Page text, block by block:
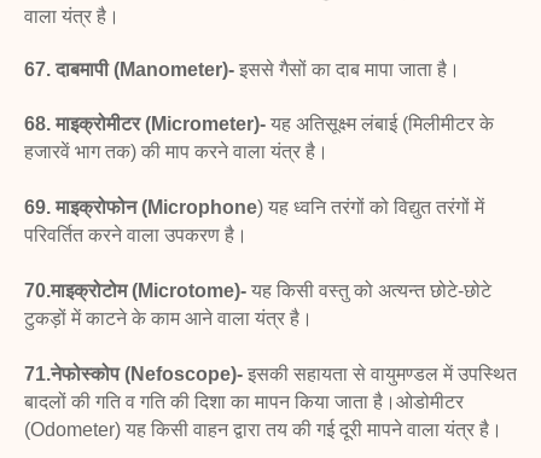
वाला यंत्र है।
67. दाबमापी (Manometer)- इससे गैसों का दाब मापा जाता है।
68. माइक्रोमीटर (Micrometer)- यह अतिसूक्ष्म लंबाई (मिलीमीटर के
हजारवें भाग तक) की माप करने वाला यंत्र है।
69. माइक्रोफोन (Microphone) यह ध्वनि तरंगों को विद्युततरंगों में
परिवर्तित करने वाला उपकरण है।
70.माइक्रोटोम (Microtome)- यह किसी वस्तु को अत्यन्तछोटे-छोटे
टुकड़ों में काटने के काम आने वाला यंत्र है।
71.नेफोस्कोप (Nefoscope)- इसकी सहायता से वायुमण्डल में उपस्थित
बादलों की गति व गति की दिशा का मापन किया जाता है। ओडोमीटर
(Odometer) यह किसी वाहन द्वारा तय की गई दूरी मापने वाला यंत्र है।